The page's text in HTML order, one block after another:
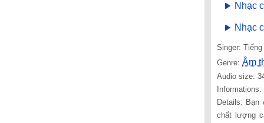
Nhạc
Nhạc
Singer:
Genre: Âm
Audio size:
Details: Bạn
chất lượng